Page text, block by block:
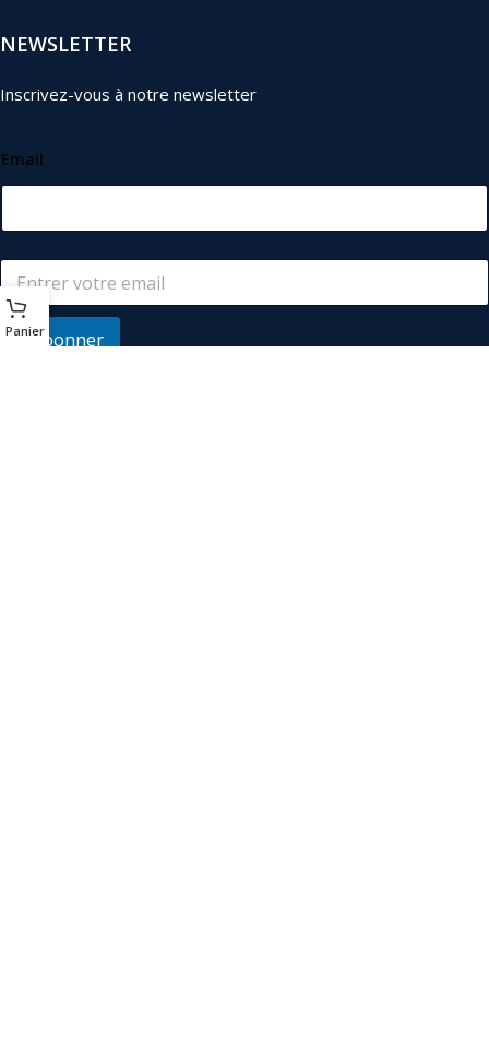
NEWSLETTER
Inscrivez-vous à notre newsletter
Email
S'abonner
Panier